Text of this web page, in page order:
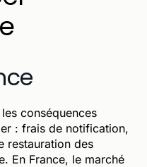
conséquences
: frais de notification,
restauration des
En France, le marché